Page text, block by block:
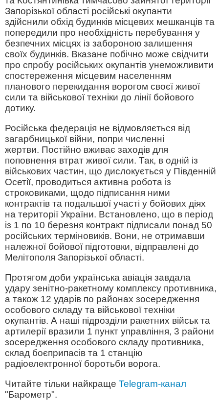
Запорізької області російські окупанти
здійснили обхід будинків місцевих мешканців та
попередили про необхідність перебування у
безпечних місцях із забороною залишення
своїх будинків. Вказане побічно може свідчити
про спробу російських окупантів унеможливити
спостереження місцевим населенням
планового перекидання ворогом своєї живої
сили та військової техніки до лінії бойового
дотику.
Російська федерація не відмовляється від
загарбницької війни, попри численні
жертви. Постійно вживає заходів для
поповнення втрат живої сили. Так, в одній із
військових частин, що дислокується у Південній
Осетії, проводиться активна робота із
строковиками, щодо підписання ними
контрактів та подальшої участі у бойових діях
на території України. Встановлено, що в період
із 1 по 10 березня контракт підписали понад 50
російських терміновиків. Вони, не отримавши
належної бойової підготовки, відправлені до
Мелітополя Запорізької області.
Протягом доби українська авіація завдала
удару зенітно-ракетному комплексу противника,
а також 12 ударів по районах зосередження
особового складу та військової техніки
окупантів. А наші підрозділи ракетних військ та
артилерії вразили 1 пункт управління, 3 райони
зосередження особового складу противника,
склад боєприпасів та 1 станцію
радіоелектронної боротьби ворога.
Читайте тільки найкраще Telegram-канал
"Барометр".